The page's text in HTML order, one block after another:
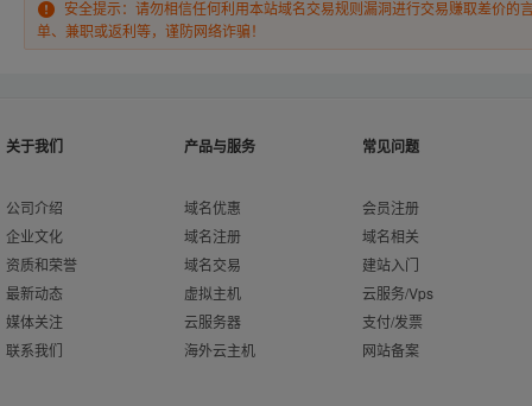
安全提示：请勿相信任何利用本站域名交易规则漏洞进行交易赚取差价的
单、兼职或返利等，谨防网络诈骗！
关于我们
公司介绍
企业文化
资质和荣誉
最新动态
媒体关注
联系我们
产品与服务
域名优惠
域名注册
域名交易
虚拟主机
云服务器
海外云主机
常见问题
会员注册
域名相关
建站入门
云服务/Vps
支付/发票
网站备案